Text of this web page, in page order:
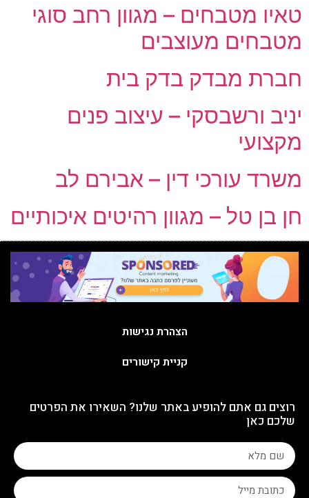
טאיו מטבחים – מגוון רחב סוגי
מטבחים מעוצבים
חברת מבדק בדק בית
יניב ורשבסקי – עיצוב פנים
מקצועי
משרד עורכי דין – אבירם לב
חן בן טל – מגוון רהיטים איכותיים
הצהרת נגישות
קניית קישורים
רוצים גם אתם להופיע באתר שלנו? השאירו את הפרטים
שלכם כאן